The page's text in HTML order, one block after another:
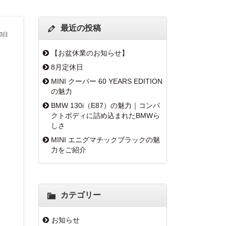
日
最近の投稿
【お盆休業のお知らせ】
8月定休日
MINI クーパー 60 YEARS EDITION
の魅力
BMW 130i（E87）の魅力｜コンパ
クトボディに詰め込まれたBMWら
しさ
MINI エニグマチックブラックの魅
力をご紹介
カテゴリー
お知らせ